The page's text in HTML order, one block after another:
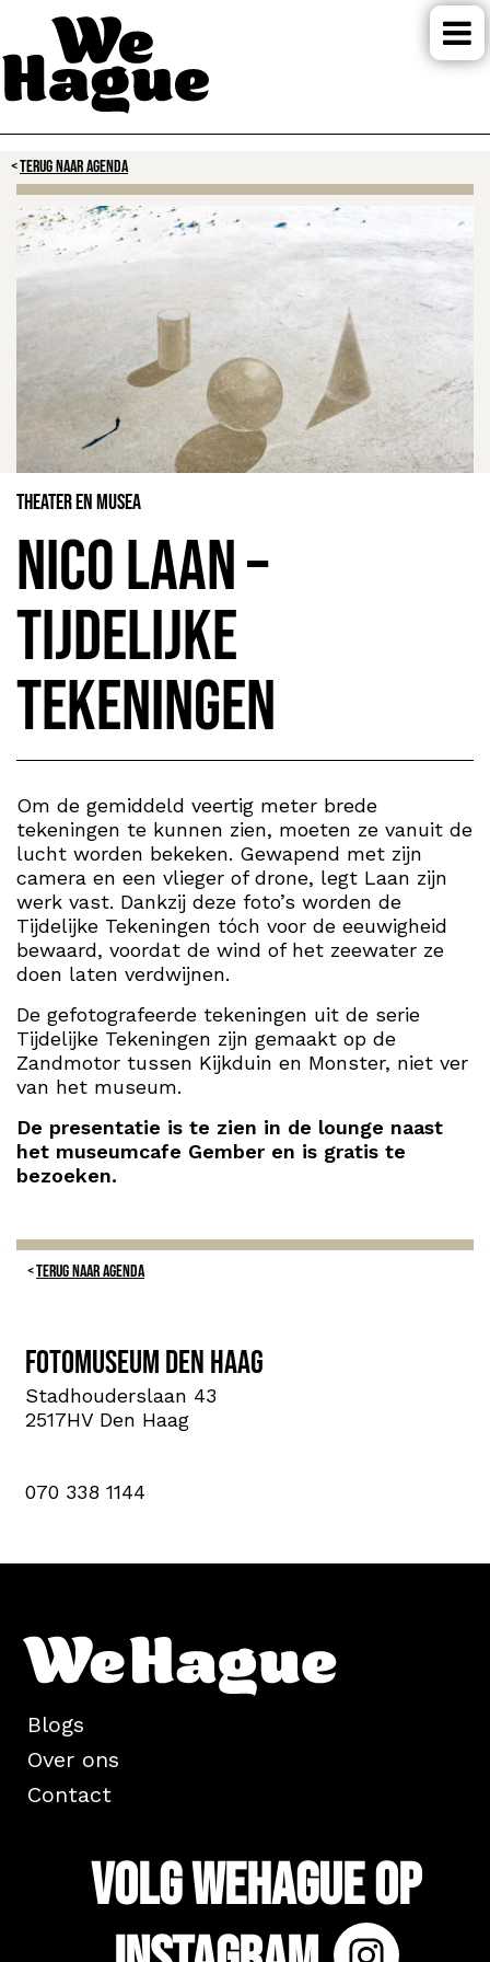
TERUG NAAR AGENDA
Theater en Musea
Nico Laan –
Tijdelijke
Tekeningen
Om de gemiddeld veertig meter brede
tekeningen te kunnen zien, moeten ze vanuit de
lucht worden bekeken. Gewapend met zijn
camera en een vlieger of drone, legt Laan zijn
werk vast. Dankzij deze foto’s worden de
Tijdelijke Tekeningen tóch voor de eeuwigheid
bewaard, voordat de wind of het zeewater ze
doen laten verdwijnen.
De gefotografeerde tekeningen uit de serie
Tijdelijke Tekeningen zijn gemaakt op de
Zandmotor tussen Kijkduin en Monster, niet ver
van het museum.
De presentatie is te zien in de lounge naast
het museumcafe Gember en is gratis te
bezoeken.
TERUG NAAR AGENDA
Fotomuseum Den Haag
Stadhouderslaan 43
2517HV Den Haag
070 338 1144
Blogs
Over ons
Contact
Volg WeHague op